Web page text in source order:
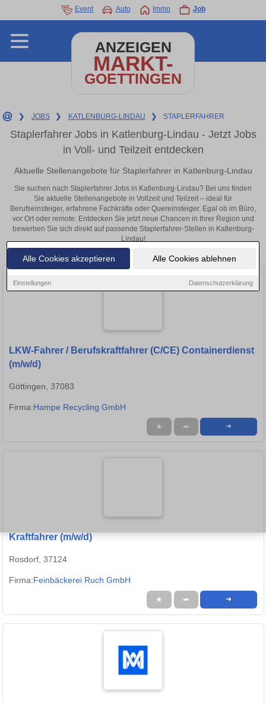
Alle Cookies akzeptieren Alle Cookies ablehnen
Einstellungen Datenschutzerklärung
Event Auto Immo Job
ANZEIGEN
MARKT-
GOETTINGEN
❯ JOBS ❯ KATLENBURG-LINDAU ❯ STAPLERFAHRER
Staplerfahrer Jobs in Katlenburg-Lindau - Jetzt Jobs
in Voll- und Teilzeit entdecken
Aktuelle Stellenangebote für Staplerfahrer in Katlenburg-Lindau
Sie suchen nach Staplerfahrer Jobs in Katlenburg-Lindau? Bei uns finden
Sie aktuelle Stellenangebote in Vollzeit und Teilzeit – ideal für
Berufseinsteiger, erfahrene Fachkräfte oder Quereinsteiger. Egal ob im Büro,
vor Ort oder remote: Entdecken Sie jetzt neue Chancen in Ihrer Region und
bewerben Sie sich direkt auf passende Staplerfahrer-Stellen in Katlenburg-
Lindau!
LKW-Fahrer / Berufskraftfahrer (C/CE) Containerdienst
(m/w/d)
Göttingen, 37083
Firma:Hampe Recycling GmbH
★ ➦ ➜
Kraftfahrer (m/w/d)
Rosdorf, 37124
Firma:Feinbäckerei Ruch GmbH
★ ➦ ➜